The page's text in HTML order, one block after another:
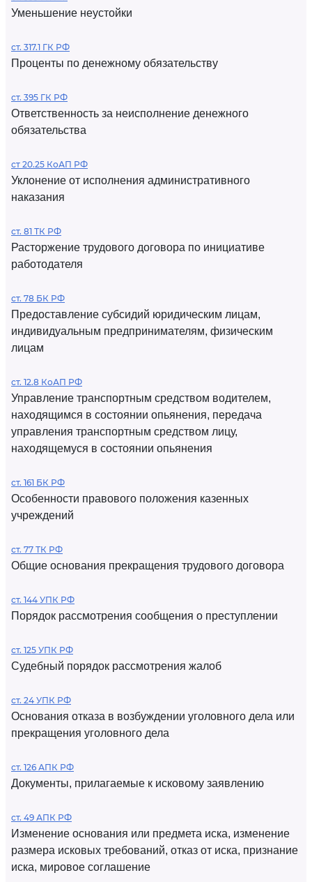
Уменьшение неустойки
ст. 317.1 ГК РФ
Проценты по денежному обязательству
ст. 395 ГК РФ
Ответственность за неисполнение денежного
обязательства
ст 20.25 КоАП РФ
Уклонение от исполнения административного
наказания
ст. 81 ТК РФ
Расторжение трудового договора по инициативе
работодателя
ст. 78 БК РФ
Предоставление субсидий юридическим лицам,
индивидуальным предпринимателям, физическим
лицам
ст. 12.8 КоАП РФ
Управление транспортным средством водителем,
находящимся в состоянии опьянения, передача
управления транспортным средством лицу,
находящемуся в состоянии опьянения
ст. 161 БК РФ
Особенности правового положения казенных
учреждений
ст. 77 ТК РФ
Общие основания прекращения трудового договора
ст. 144 УПК РФ
Порядок рассмотрения сообщения о преступлении
ст. 125 УПК РФ
Судебный порядок рассмотрения жалоб
ст. 24 УПК РФ
Основания отказа в возбуждении уголовного дела или
прекращения уголовного дела
ст. 126 АПК РФ
Документы, прилагаемые к исковому заявлению
ст. 49 АПК РФ
Изменение основания или предмета иска, изменение
размера исковых требований, отказ от иска, признание
иска, мировое соглашение